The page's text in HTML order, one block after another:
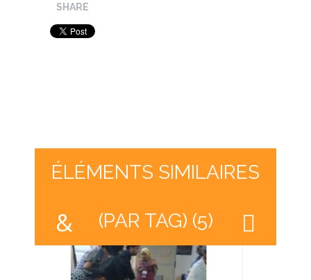
SHARE
ÉLÉMENTS SIMILAIRES
(PAR TAG) (5)